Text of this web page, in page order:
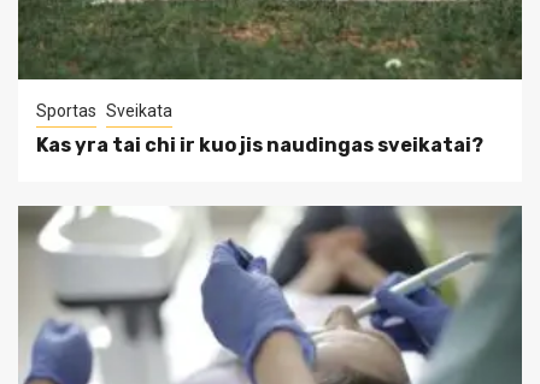
Sportas Sveikata
Kas yra tai chi ir kuo jis naudingas sveikatai?